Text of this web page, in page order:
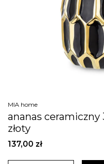
MIA home
ananas ceramiczny
złoty
137,00 zł